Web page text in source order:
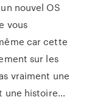
nouvel OS
vous
car cette
sur les
vraiment une
une histoire…